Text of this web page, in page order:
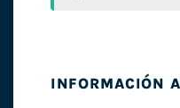
INFORMACIÓN